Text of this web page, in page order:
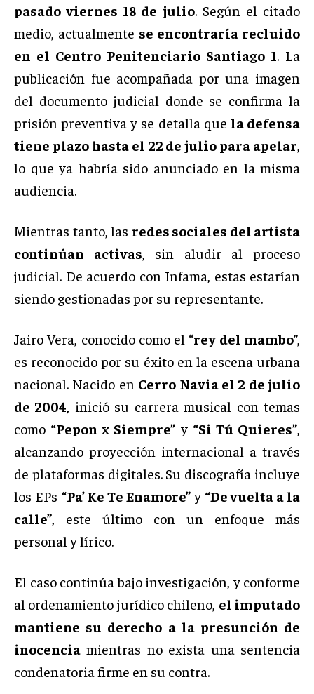
pasado viernes 18 de julio. Según el citado
medio, actualmente se encontraría recluido
en el Centro Penitenciario Santiago 1. La
publicación fue acompañada por una imagen
del documento judicial donde se confirma la
prisión preventiva y se detalla que la defensa
tiene plazo hasta el 22 de julio para apelar
lo que ya habría sido anunciado en la misma
audiencia.
Mientras tanto, las redes sociales del artista
continúan activas , sin aludir al proceso
judicial. De acuerdo con Infama, estas estarían
siendo gestionadas por su representante.
Jairo Vera, conocido como el “rey del mambo”,
es reconocido por su éxito en la escena urbana
nacional. Nacido en Cerro Navia el 2 de julio
de 2004 , inició su carrera musical con temas
como “Pepon x Siempre” y “Si Tú Quieres”
alcanzando proyección internacional a través
de plataformas digitales. Su discografía incluye
los EPs “Pa’ Ke Te Enamore” y “De vuelta a la
calle” , este último con un enfoque más
personal y lírico.
El caso continúa bajo investigación, y conforme
al ordenamiento jurídico chileno, el imputado
mantiene su derecho a la presunción de
inocencia mientras no exista una sentencia
condenatoria firme en su contra.